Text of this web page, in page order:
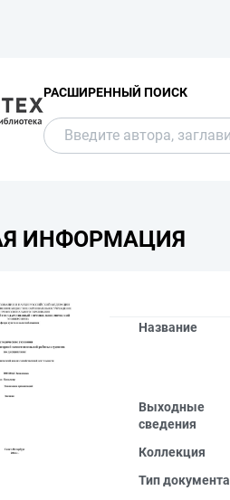
РАСШИРЕННЫЙ ПОИСК
ИНФОРМАЦИЯ
Название
Выходные
сведения
Коллекция
Тип документа